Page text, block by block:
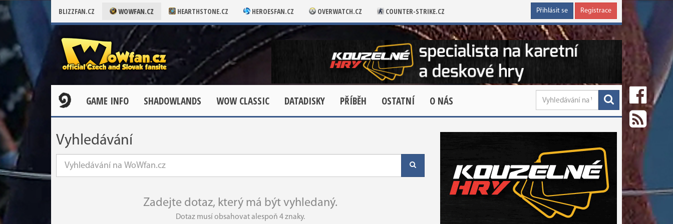
BLIZZFAN.CZ WOWFAN.CZ HEARTHSTONE.CZ HEROESFAN.CZ OVERWATCH.CZ COUNTER-STRIKE.CZ Přihlásit se Registrace
GAME INFO SHADOWLANDS WOW CLASSIC DATADISKY PŘÍBĚH OSTATNÍ O NÁS
Vyhledávání
Zadejte dotaz, který má být vyhledaný.
Dotaz musí obsahovat alespoň 4 znaky.